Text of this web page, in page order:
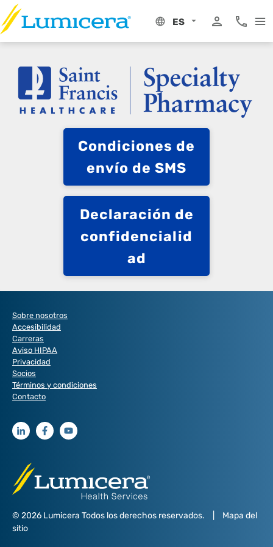
al
contenido
ES
Mi portalTeléfono
Condiciones de
envío de SMS
Declaración de
confidencialid
ad
Sobre nosotros
Accesibilidad
Carreras
Aviso HIPAA
Privacidad
Socios
Términos y condiciones
Contacto
© 2026 Lumicera Todos los derechos reservados.
Mapa del
sitio